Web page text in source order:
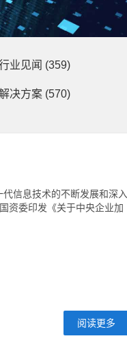
业见闻 (359)
决方案 (570)
信息技术的不断发展和深入
资委印发《关于中央企业加
阅读更多